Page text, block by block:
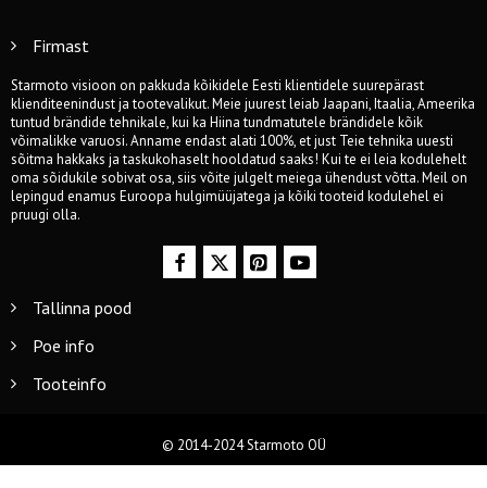
Firmast
Starmoto visioon on pakkuda kõikidele Eesti klientidele suurepärast
klienditeenindust ja tootevalikut. Meie juurest leiab Jaapani, Itaalia, Ameerika
tuntud brändide tehnikale, kui ka Hiina tundmatutele brändidele kõik
võimalikke varuosi. Anname endast alati 100%, et just Teie tehnika uuesti
sõitma hakkaks ja taskukohaselt hooldatud saaks! Kui te ei leia kodulehelt
oma sõidukile sobivat osa, siis võite julgelt meiega ühendust võtta. Meil on
lepingud enamus Euroopa hulgimüüjatega ja kõiki tooteid kodulehel ei
pruugi olla.
Tallinna pood
Poe info
Tooteinfo
© 2014-2024 Starmoto OÜ